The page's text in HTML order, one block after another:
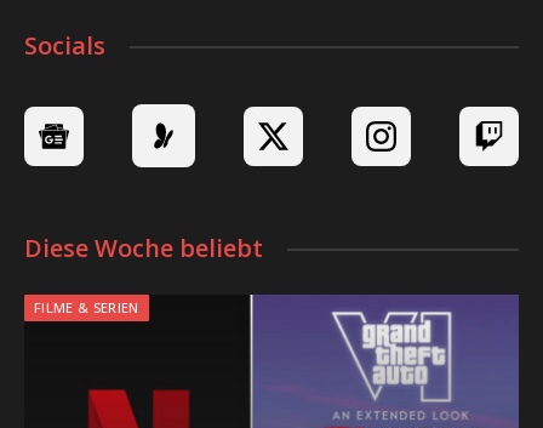
Socials
Diese Woche beliebt
FILME & SERIEN